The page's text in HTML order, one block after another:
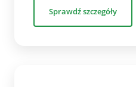
Sprawdź szczegóły